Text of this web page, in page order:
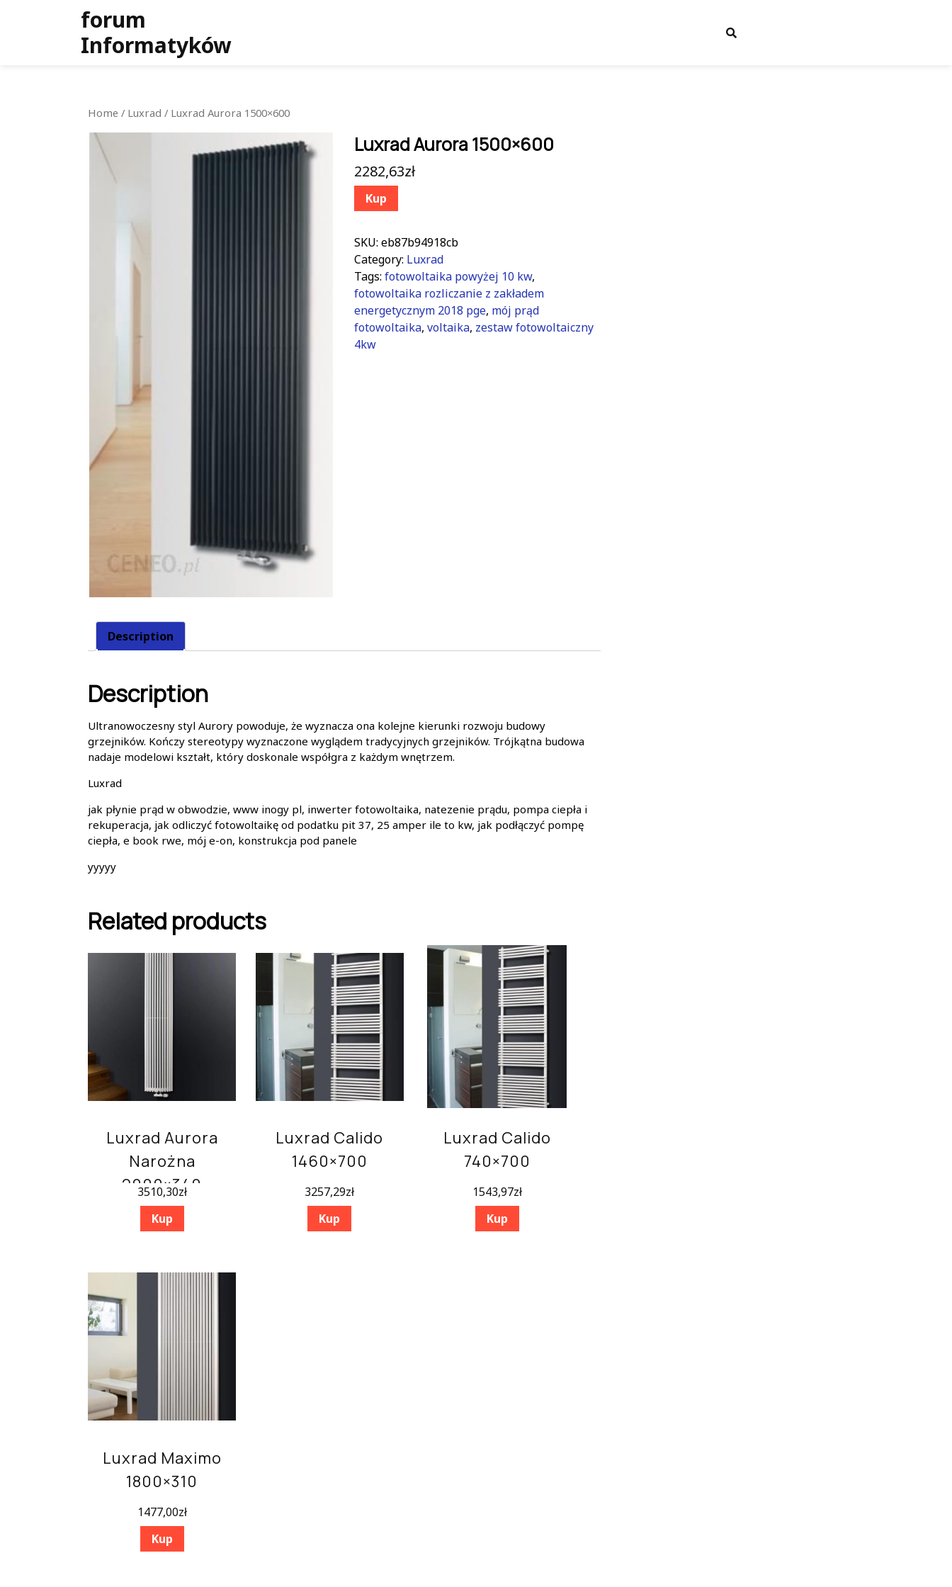
forum
Informatyków
Home / Luxrad / Luxrad Aurora 1500×600
Luxrad Aurora 1500×600
2282,63zł
Kup
SKU:eb87b94918cb
Category: Luxrad
Tags:fotowoltaika powyżej 10 kw,
fotowoltaika rozliczanie z zakładem
energetycznym 2018 pge, mój prąd
fotowoltaika,voltaika, zestaw fotowoltaiczny
4kw
Description
Description
Ultranowoczesny styl Aurory powoduje, że wyznacza ona kolejne kierunki rozwoju budowy
grzejników. Kończy stereotypy wyznaczone wyglądem tradycyjnych grzejników. Trójkątna budowa
nadaje modelowi kształt, który doskonale współgra z każdym wnętrzem.
Luxrad
jak płynie prąd w obwodzie, www inogy pl, inwerter fotowoltaika, natezenie prądu, pompa ciepła i
rekuperacja, jak odliczyć fotowoltaikę od podatku pit 37, 25 amper ile to kw, jak podłączyć pompę
ciepła, e book rwe, mój e-on, konstrukcja pod panele
yyyyy
Related products
Luxrad Aurora
Narożna
2000×340
3510,30zł
Kup
Luxrad Calido
1460×700
3257,29zł
Kup
Luxrad Calido
740×700
1543,97zł
Kup
Luxrad Maximo
1800×310
1477,00zł
Kup